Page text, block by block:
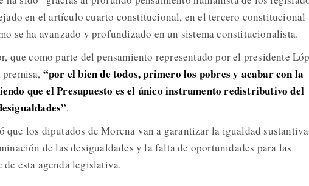
en el artículo cuarto constitucional, en el tercero constitucional
se ha avanzado y profundizado en un sistema constitucionalista.
que como parte del pensamiento representado por el presidente
“por el bien de todos, primero los pobres y acabar con la
que el Presupuesto es el único instrumento redistributivo del
.
que los diputados de Morena van a garantizar la igualdad
de las desigualdades y la falta de oportunidades para las
de esta agenda legislativa.